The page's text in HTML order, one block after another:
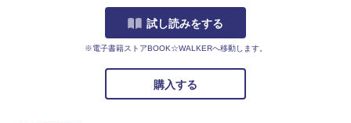
試し読みをする
※電子書籍ストアBOOK☆WALKERへ移動します。
購入する